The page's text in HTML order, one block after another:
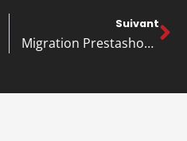
Suivant
Migration Prestashop 8 : préparez votre boutique e-commerce en toute sérénité